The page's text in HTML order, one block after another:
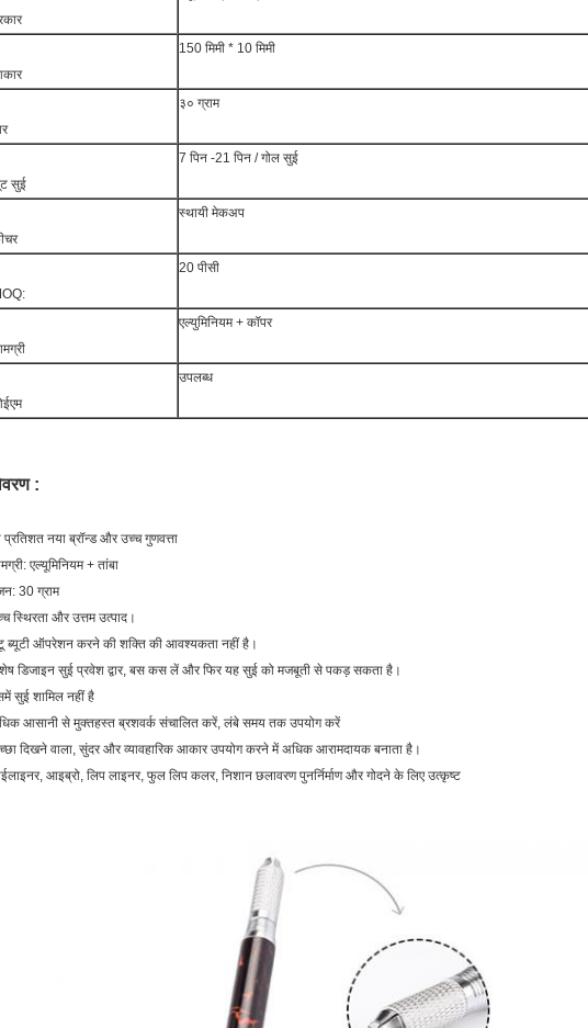
150 मिमी * 10 मिमी
३० ग्राम
सुई
7 पिन -21 पिन / गोल सुई
स्थायी मेकअप
20 पीसी
एल्युमिनियम + कॉपर
उपलब्ध
:
प्रतिशत नया ब्रॉन्ड और उच्च गुणवत्ता
एल्यूमिनियम + तांबा
30 ग्राम
स्थिरता और उत्तम उत्पाद।
ब्यूटी ऑपरेशन करने की शक्ति की आवश्यकता नहीं है।
डिजाइन सुई प्रवेश द्वार, बस कस लें और फिर यह सुई को मजबूती से पकड़ सकता है।
सुई शामिल नहीं है
आसानी से मुक्तहस्त ब्रशवर्क संचालित करें, लंबे समय तक उपयोग करें
दिखने वाला, सुंदर और व्यावहारिक आकार उपयोग करने में अधिक आरामदायक बनाता है।
आइब्रो, लिप लाइनर, फुल लिप कलर, निशान छलावरण पुनर्निर्माण और गोदने के लिए उत्कृष्ट